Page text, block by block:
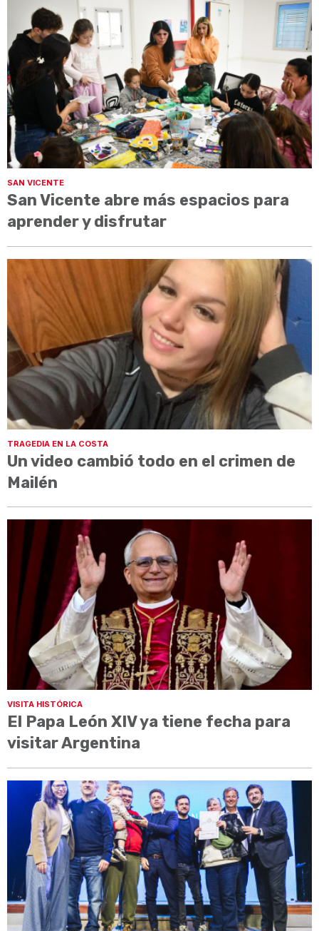
SAN VICENTE
San Vicente abre más espacios para
aprender y disfrutar
TRAGEDIA EN LA COSTA
Un video cambió todo en el crimen de
Mailén
VISITA HISTÓRICA
El Papa León XIV ya tiene fecha para
visitar Argentina